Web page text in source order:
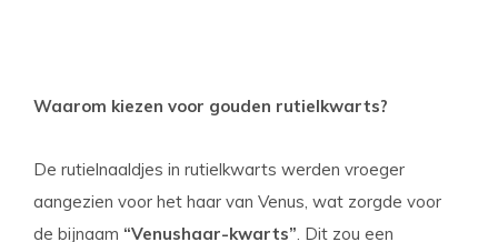
Waarom kiezen voor gouden rutielkwarts?
De rutielnaaldjes in rutielkwarts werden vroeger
aangezien voor het haar van Venus, wat zorgde voor
de bijnaam “Venushaar-kwarts”. Dit zou een